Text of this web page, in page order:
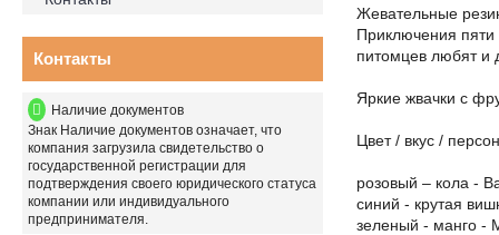
Жевательные
Приключения
питомцев любят и
Яркие жвачки с
Цвет / вкус /
розовый – кола -
синий - крутая
зеленый - манго -
Контакты
Наличие документов
Знак Наличие документов означает, что
компания загрузила свидетельство о
государственной регистрации для
подтверждения своего юридического статуса
компании или индивидуального
предпринимателя.